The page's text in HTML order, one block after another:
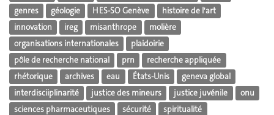
genres
géologie HES-SO Genève
histoire de l'art
innovation
ireg misanthrope
molière
organisations internationales
plaidoirie
pôle de recherche national
prn
recherche appliquée
rhétorique
archives eau États-Unis
geneva global
interdisciiplinarité
justice des mineurs justice juvénile
onu
sciences pharmaceutiques
sécurité spiritualité